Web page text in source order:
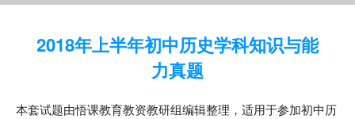
2018年上半年初中历史学科知识与能
力真题
本套试题由悟课教育教资教研组编辑整理，适用于参加初中历